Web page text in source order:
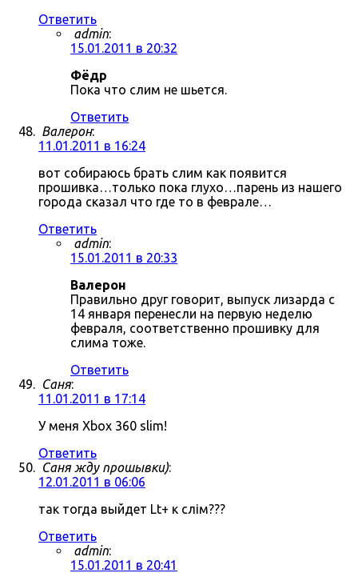
Ответить
admin:
15.01.2011 в 20:32
Фёдр
Пока что слим не шьется.
Ответить
Валерон:
11.01.2011 в 16:24
вот собираюсь брать слим как появится
прошивка…только пока глухо…парень из нашего
города сказал что где то в феврале…
Ответить
admin:
15.01.2011 в 20:33
Валерон
Правильно друг говорит, выпуск лизарда с
14 января перенесли на первую неделю
февраля, соответственно прошивку для
слима тоже.
Ответить
Саня:
11.01.2011 в 17:14
У меня Xbox 360 slim!
Ответить
Саня жду прошывки):
12.01.2011 в 06:06
так тогда выйдет Lt+ к слім???
Ответить
admin:
15.01.2011 в 20:41